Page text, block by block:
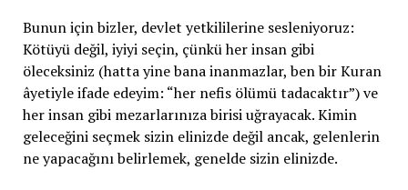
Bunun için bizler, devlet yetkililerine sesleniyoruz:
Kötüyü değil, iyiyi seçin, çünkü her insan gibi
öleceksiniz (hatta yine bana inanmazlar, ben bir Kuran
âyetiyle ifade edeyim: “her nefis ölümü tadacaktır”) ve
her insan gibi mezarlarınıza birisi uğrayacak. Kimin
geleceğini seçmek sizin elinizde değil ancak, gelenlerin
ne yapacağını belirlemek, genelde sizin elinizde.